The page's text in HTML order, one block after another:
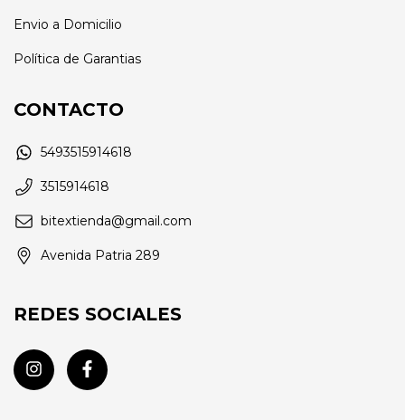
Envio a Domicilio
Política de Garantias
CONTACTO
5493515914618
3515914618
bitextienda@gmail.com
Avenida Patria 289
REDES SOCIALES